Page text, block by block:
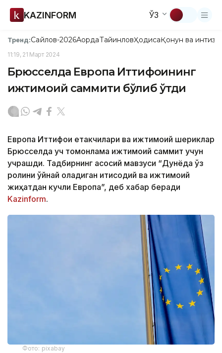
KAZINFORM ЎЗ
Тренд:Сайлов-2026АқордаТайинловҲодисаҚонун ва
11:19, 21 Март 2024
Брюсселда Европа Иттифоқининг
ижтимоий саммити бўлиб ўтди
Европа Иттифоқи етакчилари ва ижтимоий шериклар
Брюсселда уч томонлама ижтимоий саммит учун
учрашди. Тадбирнинг асосий мавзуси “Дунёда ўз
ролини ўйнай оладиган иқтисодий ва ижтимоий
жиҳатдан кучли Европа”, деб хабар беради
Kazinform.
Фото: pixabay